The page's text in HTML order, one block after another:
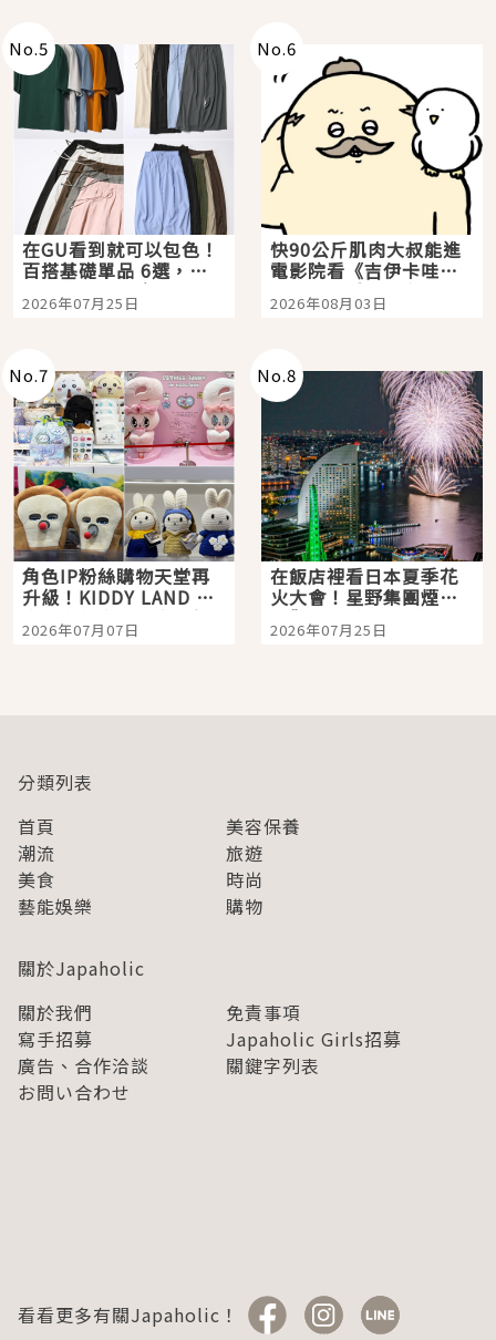
No.5
在GU看到就可以包色！
百搭基礎單品 6選，閉
眼全收也不心疼
2026年07月25日
No.6
快90公斤肌肉大叔能進
電影院看《吉伊卡哇》
嗎？日本重金屬樂團
「打首」會長與nagano
2026年08月03日
No.7
角色IP粉絲購物天堂再
升級！KIDDY LAND 原
宿店吉伊卡哇迎客，新
開幕 OMOKADO 店3分
2026年07月07日
No.8
在飯店裡看日本夏季花
火大會！星野集團煙火
景觀飯店6選，讓你不用
人擠人悠閒欣賞
2026年07月25日
分類列表
首頁
美容保養
潮流
旅遊
美食
時尚
藝能娛樂
購物
關於Japaholic
關於我們
免責事項
寫手招募
Japaholic Girls招募
廣告、合作洽談
關鍵字列表
お問い合わせ
看看更多有關Japaholic！